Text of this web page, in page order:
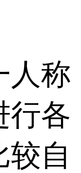
人称
行各
自